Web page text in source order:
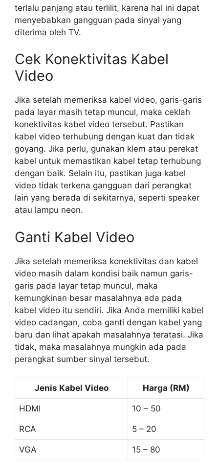
terlalu panjang atau terlilit, karena hal ini dapat
menyebabkan gangguan pada sinyal yang
diterima oleh TV.
Cek Konektivitas Kabel
Video
Jika setelah memeriksa kabel video, garis-garis
pada layar masih tetap muncul, maka ceklah
konektivitas kabel video tersebut. Pastikan
kabel video terhubung dengan kuat dan tidak
goyang. Jika perlu, gunakan klem atau perekat
kabel untuk memastikan kabel tetap terhubung
dengan baik. Selain itu, pastikan juga kabel
video tidak terkena gangguan dari perangkat
lain yang berada di sekitarnya, seperti speaker
atau lampu neon.
Ganti Kabel Video
Jika setelah memeriksa konektivitas dan kabel
video masih dalam kondisi baik namun garis-
garis pada layar tetap muncul, maka
kemungkinan besar masalahnya ada pada
kabel video itu sendiri. Jika Anda memiliki kabel
video cadangan, coba ganti dengan kabel yang
baru dan lihat apakah masalahnya teratasi. Jika
tidak, maka masalahnya mungkin ada pada
perangkat sumber sinyal tersebut.
Jenis Kabel Video Harga (RM)
HDMI 10 – 50
RCA 5 – 20
VGA 15 – 80